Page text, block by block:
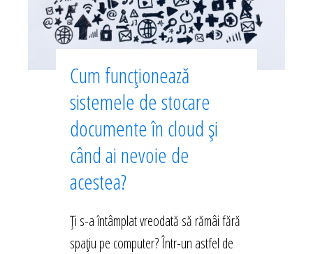
Cum funcționează
sistemele de stocare
documente în cloud și
când ai nevoie de
acestea?
Ți s-a întâmplat vreodată să rămâi fără
spațiu pe computer? Într-un astfel de